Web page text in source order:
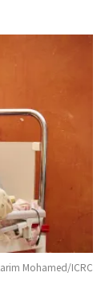
Mohamed/ICRC